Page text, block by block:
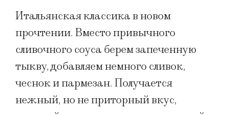
Итальянская классика в новом
прочтении. Вместо привычного
сливочного соуса берем запеченную
тыкву, добавляем немного сливок,
чеснок и пармезан. Получается
нежный, но не приторный вкус,